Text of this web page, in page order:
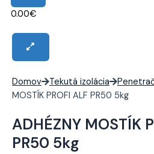
0.00€
Domov Tekutá izolácia
MOSTÍK PROFI ALF PR50 5kg
ADHÉZNY MOSTÍK
PR50 5kg